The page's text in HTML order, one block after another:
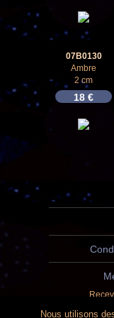
07B0130
Ambre
2 cm
18 €
Nous utilisons